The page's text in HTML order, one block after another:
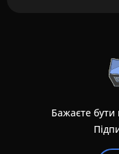
Бажаєте бути